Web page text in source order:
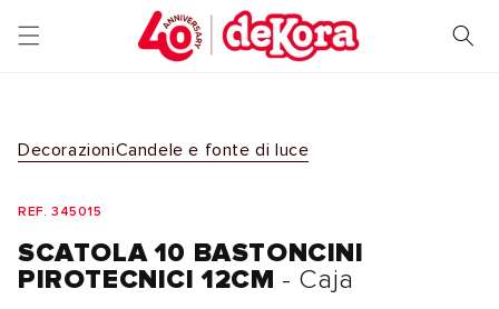
direttamente
ai contenuti
DecorazioniCandele e fonte di luce
REF. 345015
SCATOLA 10 BASTONCINI
PIROTECNICI 12CM - Caja